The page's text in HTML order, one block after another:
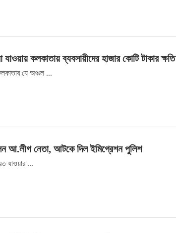
যাওয়ায় কলকাতায় ব্যবসায়ীদের হাজার কোটি টাকার ক্ষতি
যে অঞ্চল ...
আ.লীগ নেতা, আটকে দিল ইমিগ্রেশন পুলিশ
যাওয়ার ...